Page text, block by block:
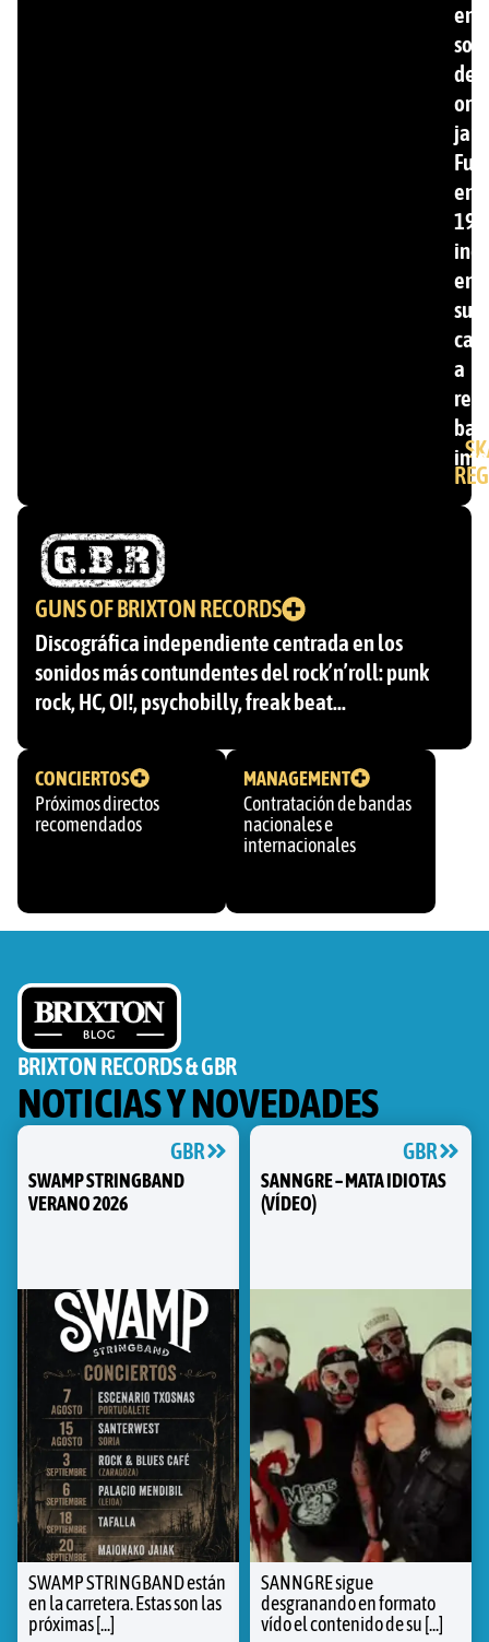
en
de
en
su
a
GUNS OF BRIXTON RECORDS
Discográfica independiente centrada en los
sonidos más contundentes del rock’n’roll: punk
rock, HC, OI!, psychobilly, freak beat…
CONCIERTOS
Próximos directos
recomendados
MANAGEMENT
Contratación de bandas
nacionales e
internacionales
BRIXTON RECORDS & GBR
NOTICIAS Y NOVEDADES
GBR
SWAMP STRINGBAND
VERANO 2026
SWAMP STRINGBAND están
en la carretera. Estas son las
próximas [...]
GBR
SANNGRE – MATA IDIOTAS
(VÍDEO)
SANNGRE sigue
desgranando en formato
vído el contenido de su [...]